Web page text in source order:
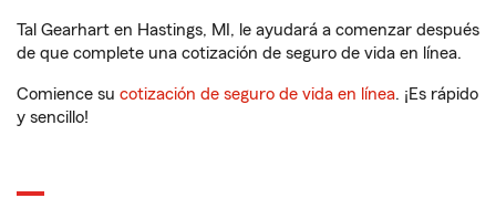
Tal Gearhart en Hastings, MI, le ayudará a comenzar después
de que complete una cotización de seguro de vida en línea.
Comience su cotización de seguro de vida en línea. ¡Es rápido
y sencillo!